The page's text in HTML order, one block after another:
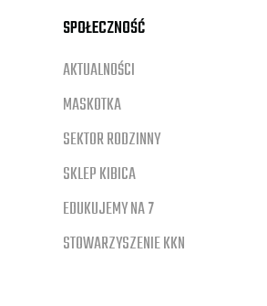
SPOŁECZNOŚĆ
AKTUALNOŚCI
MASKOTKA
SEKTOR RODZINNY
SKLEP KIBICA
EDUKUJEMY NA 7
STOWARZYSZENIE KKN